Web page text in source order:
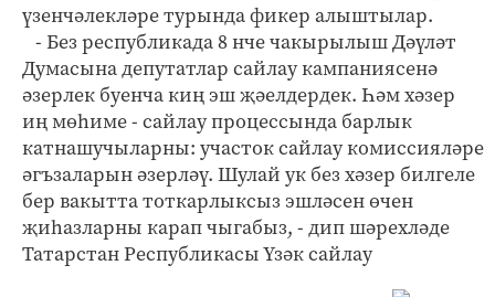
үзенчәлекләре турында фикер алыштылар.
- Без республикада 8 нче чакырылыш Дәүләт
Думасына депутатлар сайлау кампаниясенә
әзерлек буенча киң эш җәелдердек. Һәм хәзер
иң мөһиме - сайлау процессында барлык
катнашучыларны: участок сайлау комиссияләре
әгъзаларын әзерләү. Шулай ук без хәзер билгеле
бер вакытта тоткарлыксыз эшләсен өчен
җиһазларны карап чыгабыз, - дип шәрехләде
Татарстан Республикасы Үзәк сайлау